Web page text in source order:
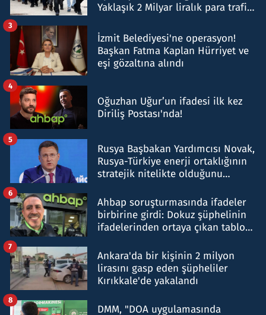
Yaklaşık 2 Milyar liralık para trafiği
İzmit Belediyesi'ne operasyon!
Başkan Fatma Kaplan Hürriyet ve
eşi gözaltına alındı
3
Oğuzhan Uğur’un ifadesi ilk kez
Diriliş Postası'nda!
4
Rusya Başbakan Yardımcısı Novak,
Rusya-Türkiye enerji ortaklığının
stratejik nitelikte olduğunu
5
Ahbap soruşturmasında ifadeler
birbirine girdi: Dokuz şüphelinin
ifadelerinden ortaya çıkan tablo
6
Ankara'da bir kişinin 2 milyon
lirasını gasp eden şüpheliler
Kırıkkale'de yakalandı
7
DMM, "DOA uygulamasında
8